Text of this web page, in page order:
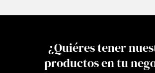
¿Quiéres tener
productos en tu